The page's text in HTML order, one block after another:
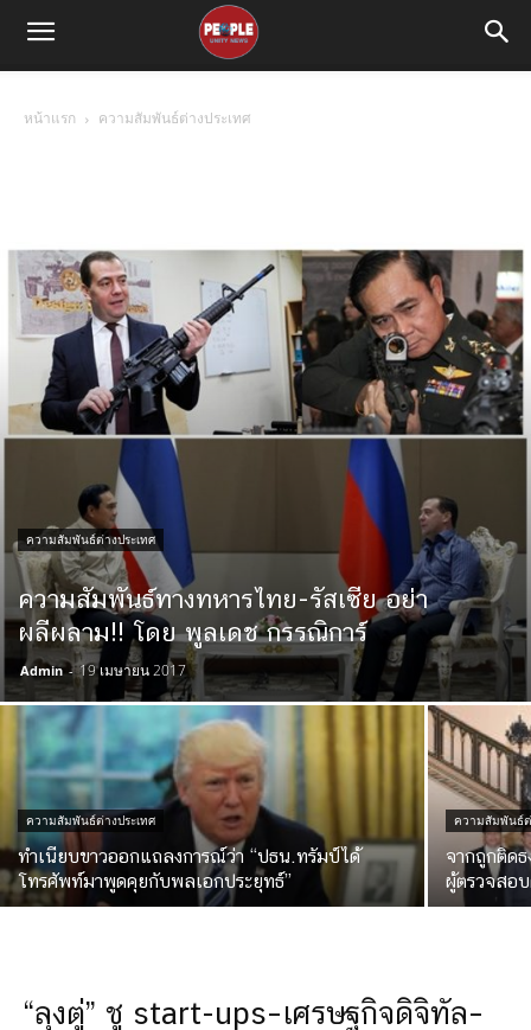
หน้าแรก ความสัมพันธ์ต่างประเทศ
สถานการณ์
สถานการณ์โลก สังคม เศรษฐกิจ
เศรษฐกิจโลก
ใต้ร่มพระบารมี
ไม่มีหมวดหมู่
ความสัมพันธ์ต่างประเทศ
ความสัมพันธ์ทางทหารไทย-รัสเซีย อย่า
ผลีผลาม!! โดย พูลเดช กรรณิการ์
Admin - 19 เมษายน 2017
ความสัมพันธ์ต่างประเทศ
ทำเนียบขาวออกแถลงการณ์ว่า “ปธน.ทรัมป์ได้
โทรศัพท์มาพูดคุยกับพลเอกประยุทธ์”
ความสัมพันธ์ต่
จากถูกติด
ผู้ตรวจสอ
“ลุงตู่” ชู start-ups–เศรษฐกิจดิจิทัล–